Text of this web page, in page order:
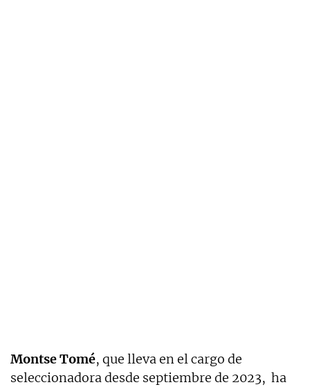
Montse Tomé, que lleva en el cargo de
seleccionadora desde septiembre de 2023, ha